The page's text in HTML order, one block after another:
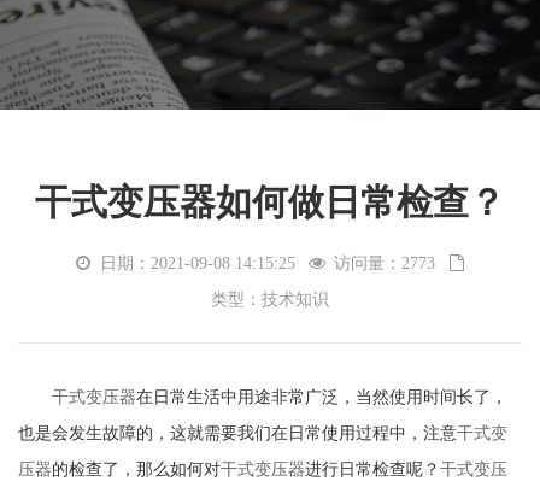
干式变压器如何做日常检查？
日期：2021-09-08 14:15:25
访问量：2773
类型：技术知识
干式变压器在日常生活中用途非常广泛，当然使用时间长了，
也是会发生故障的，这就需要我们在日常使用过程中，注意干式变
压器的检查了，那么如何对干式变压器进行日常检查呢？ 干式变压